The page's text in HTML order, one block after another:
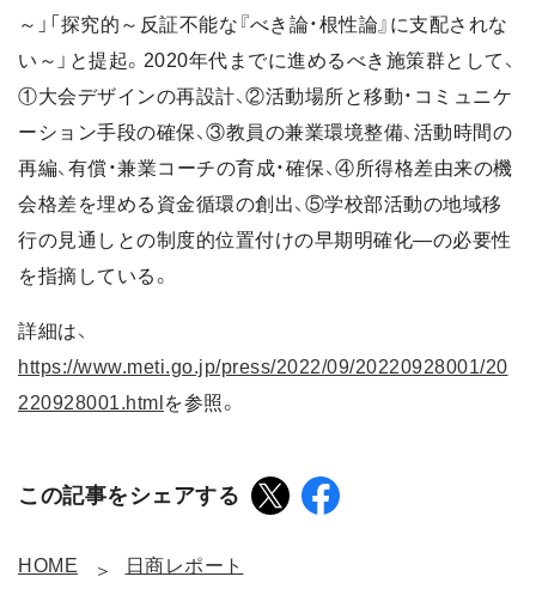
～」「探究的～反証不能な『べき論・根性論』に支配されな
い～」と提起。2020年代までに進めるべき施策群として、
①大会デザインの再設計、②活動場所と移動・コミュニケ
ーション手段の確保、③教員の兼業環境整備、活動時間の
再編、有償・兼業コーチの育成・確保、④所得格差由来の機
会格差を埋める資金循環の創出、⑤学校部活動の地域移
行の見通しとの制度的位置付けの早期明確化―の必要性
を指摘している。
詳細は、
https://www.meti.go.jp/press/2022/09/20220928001/20
220928001.html を参照。
この記事をシェアする
HOME 日商レポート